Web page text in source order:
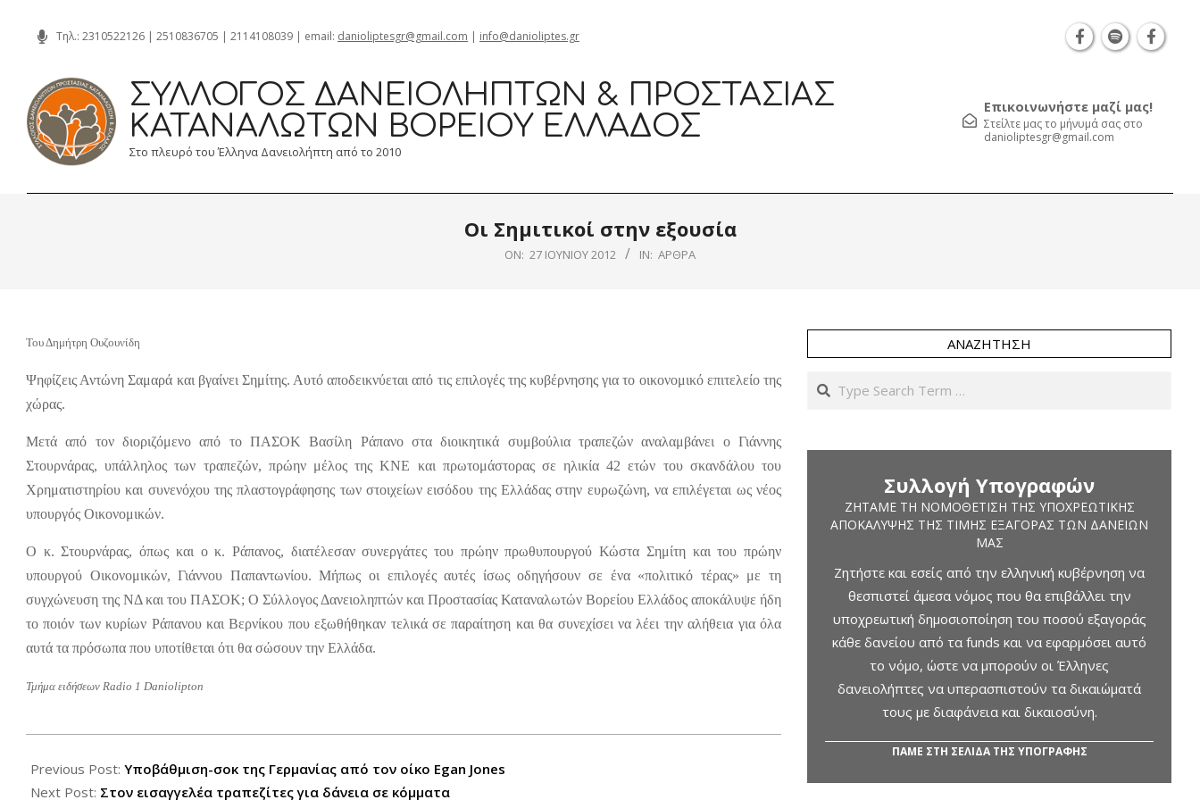
content
Τηλ.: 2310522126 | 2510836705 | 2114108039 | email: danioliptesgr@gmail.com | info@danioliptes.gr
ΣΎΛΛΟΓΟΣ ΔΑΝΕΙΟΛΗΠΤΏΝ & ΠΡΟΣΤΑΣΊΑΣ
ΚΑΤΑΝΑΛΩΤΏΝ ΒΟΡΕΊΟΥ ΕΛΛΆΔΟΣ
Στο πλευρό του Έλληνα Δανειολήπτη από το 2010
Επικοινωνήστε μαζί μας!
Στείλτε μας το μήνυμά σας στο
danioliptesgr@gmail.com
Οι Σημιτικοί στην εξουσία
ON: 27 ΙΟΥΝΊΟΥ 2012 IN: ΆΡΘΡΑ
Του Δημήτρη Ουζουνίδη
Ψηφίζεις Αντώνη Σαμαρά και βγαίνει Σημίτης. Αυτό αποδεικνύεται από τις επιλογές της κυβέρνησης για το οικονομικό επιτελείο της
χώρας.
Μετά από τον διοριζόμενο από το ΠΑΣΟΚ Βασίλη Ράπανο στα διοικητικά συμβούλια τραπεζών αναλαμβάνει ο Γιάννης
Στουρνάρας, υπάλληλος των τραπεζών, πρώην μέλος της ΚΝΕ και πρωτομάστορας σε ηλικία 42 ετών του σκανδάλου του
Χρηματιστηρίου και συνενόχου της πλαστογράφησης των στοιχείων εισόδου της Ελλάδας στην ευρωζώνη, να επιλέγεται ως νέος
υπουργός Οικονομικών.
Ο κ. Στουρνάρας, όπως και ο κ. Ράπανος, διατέλεσαν συνεργάτες του πρώην πρωθυπουργού Κώστα Σημίτη και του πρώην
υπουργού Οικονομικών, Γιάννου Παπαντωνίου. Μήπως οι επιλογές αυτές ίσως οδηγήσουν σε ένα «πολιτικό τέρας» με τη
συγχώνευση της ΝΔ και του ΠΑΣΟΚ; Ο Σύλλογος Δανειοληπτών και Προστασίας Καταναλωτών Βορείου Ελλάδος αποκάλυψε ήδη
το ποιόν των κυρίων Ράπανου και Βερνίκου που εξωθήθηκαν τελικά σε παραίτηση και θα συνεχίσει να λέει την αλήθεια για όλα
αυτά τα πρόσωπα που υποτίθεται ότι θα σώσουν την Ελλάδα.
Τμήμα ειδήσεων Radio 1 Daniolipton
06-
27
Previous Post: Υποβάθμιση-σοκ της Γερμανίας από τον οίκο Egan Jones
Next Post: Στον εισαγγελέα τραπεζίτες για δάνεια σε κόμματα
ΑΝΑΖΉΤΗΣΗ
Search
Συλλογή Υπογραφών
ΖΗΤΆΜΕ ΤΗ ΝΟΜΟΘΈΤΙΣΗ ΤΗΣ ΥΠΟΧΡΕΩΤΙΚΉΣ
ΑΠΟΚΆΛΥΨΗΣ ΤΗΣ ΤΙΜΉΣ ΕΞΑΓΟΡΆΣ ΤΩΝ ΔΑΝΕΊΩΝ
ΜΑΣ
Ζητήστε και εσείς από την ελληνική κυβέρνηση να
θεσπιστεί άμεσα νόμος που θα επιβάλλει την
υποχρεωτική δημοσιοποίηση του ποσού εξαγοράς
κάθε δανείου από τα funds και να εφαρμόσει αυτό
το νόμο, ώστε να μπορούν οι Έλληνες
δανειολήπτες να υπερασπιστούν τα δικαιώματά
τους με διαφάνεια και δικαιοσύνη.
ΠΑΜΕ ΣΤΗ ΣΕΛΙΔΑ ΤΗΣ ΥΠΟΓΡΑΦΗΣ